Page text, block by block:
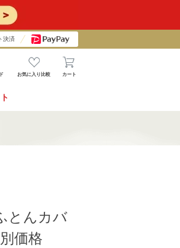
決済
お気に入り比較 カート
とんカバ
価格